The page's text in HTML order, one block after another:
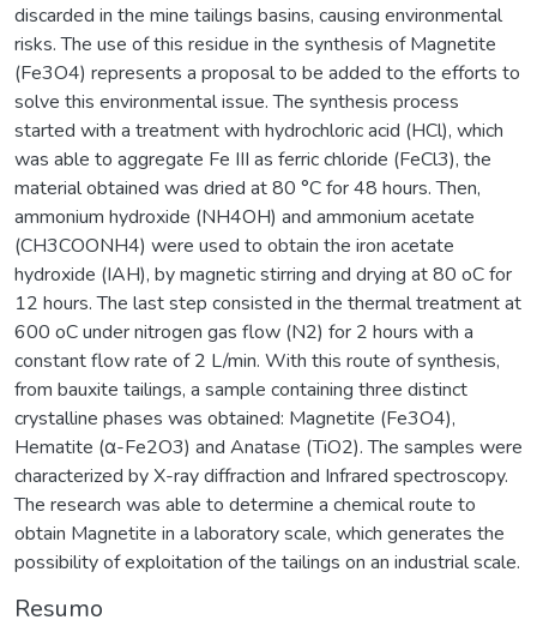
discarded in the mine tailings basins, causing environmental
risks. The use of this residue in the synthesis of Magnetite
(Fe3O4) represents a proposal to be added to the efforts to
solve this environmental issue. The synthesis process
started with a treatment with hydrochloric acid (HCl), which
was able to aggregate Fe III as ferric chloride (FeCl3), the
material obtained was dried at 80 °C for 48 hours. Then,
ammonium hydroxide (NH4OH) and ammonium acetate
(CH3COONH4) were used to obtain the iron acetate
hydroxide (IAH), by magnetic stirring and drying at 80 oC for
12 hours. The last step consisted in the thermal treatment at
600 oC under nitrogen gas flow (N2) for 2 hours with a
constant flow rate of 2 L/min. With this route of synthesis,
from bauxite tailings, a sample containing three distinct
crystalline phases was obtained: Magnetite (Fe3O4),
Hematite (α-Fe2O3) and Anatase (TiO2). The samples were
characterized by X-ray diffraction and Infrared spectroscopy.
The research was able to determine a chemical route to
obtain Magnetite in a laboratory scale, which generates the
possibility of exploitation of the tailings on an industrial scale.
Resumo